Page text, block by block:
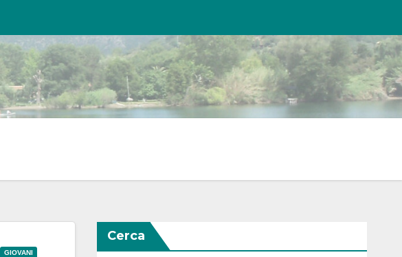
GIOVANI
Cerca